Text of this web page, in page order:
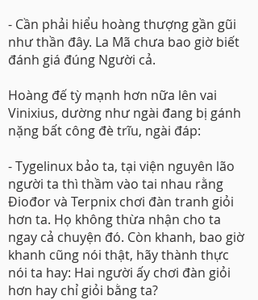
- Cần phải hiểu hoàng thượng gần gũi
như thần đây. La Mã chưa bao giờ biết
đánh giá đúng Người cả.
Hoàng đế tỳ mạnh hơn nữa lên vai
Vinixius, dường như ngài đang bị gánh
nặng bất công đè trĩu, ngài đáp:
- Tygelinux bảo ta, tại viện nguyên lão
người ta thì thầm vào tai nhau rằng
Điođor và Terpnix chơi đàn tranh giỏi
hơn ta. Họ không thừa nhận cho ta
ngay cả chuyện đó. Còn khanh, bao giờ
khanh cũng nói thật, hãy thành thực
nói ta hay: Hai người ấy chơi đàn giỏi
hơn hay chỉ giỏi bằng ta?